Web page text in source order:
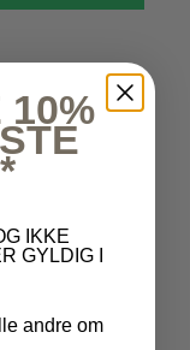
10%
IKKE
GYLDIG I
andre om